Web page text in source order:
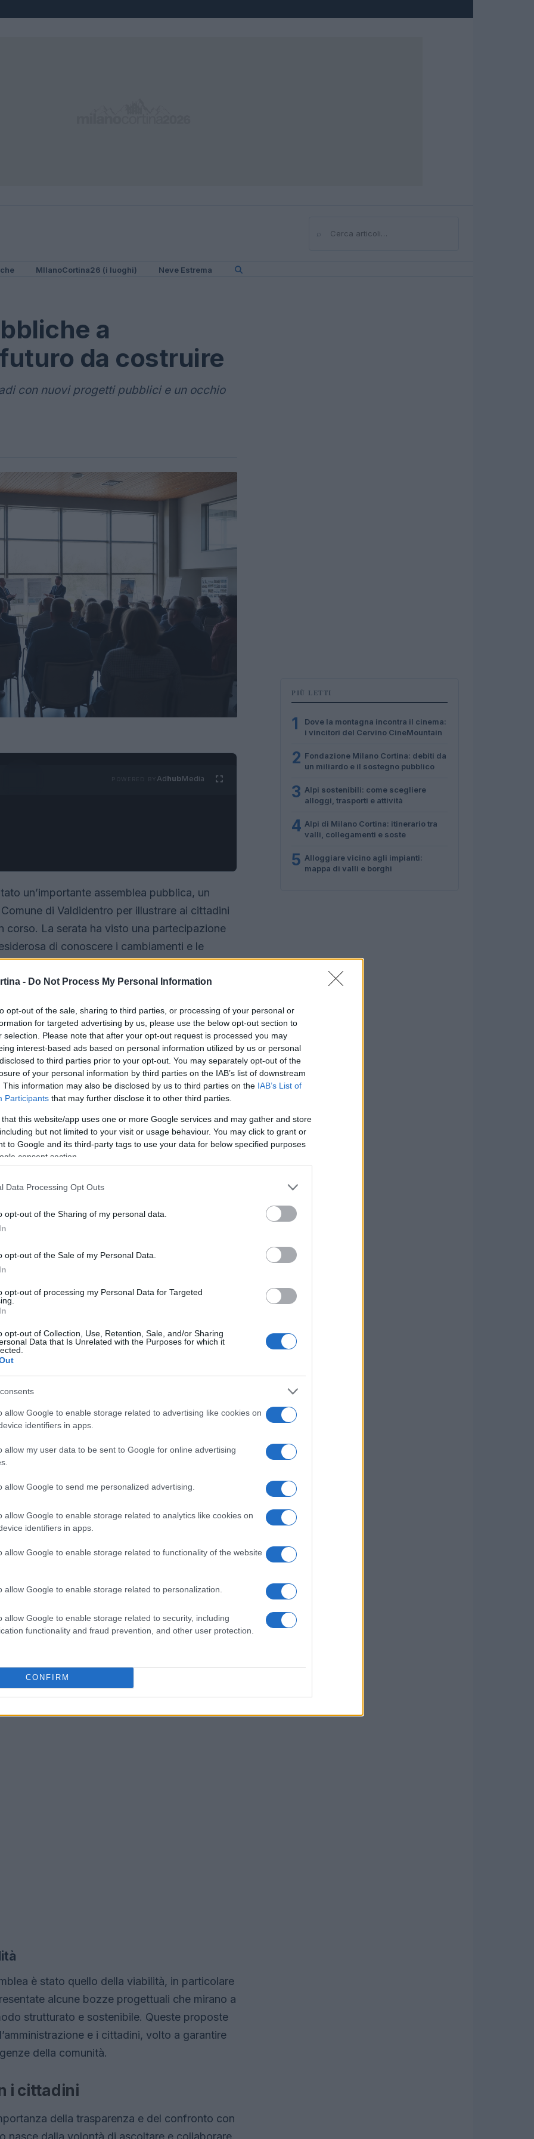
- Do Not Process My Personal Information
opt-out of the sale, sharing to third parties, or processing of your personal or
for targeted advertising by us, please use the below opt-out section to
selection. Please note that after your opt-out request is processed you may
interest-based ads based on personal information utilized by us or personal
to third parties prior to your opt-out. You may separately opt-out of the
of your personal information by third parties on the IAB’s list of downstream
This information may also be disclosed by us to third parties on the IAB’s List of
Participants that may further disclose it to other third parties.
that this website/app uses one or more Google services and may gather and store
but not limited to your visit or usage behaviour. You may click to grant or
to Google and its third-party tags to use your data for below specified purposes
consent section.
Data Processing Opt Outs
opt-out of the Sharing of my personal data.
opt-out of the Sale of my Personal Data.
opt-out of processing my Personal Data for Targeted
opt-out of Collection, Use, Retention, Sale, and/or Sharing
Data that Is Unrelated with the Purposes for which it
allow Google to enable storage related to advertising like cookies on
identifiers in apps.
allow my user data to be sent to Google for online advertising
allow Google to send me personalized advertising.
allow Google to enable storage related to analytics like cookies on
identifiers in apps.
allow Google to enable storage related to functionality of the website
allow Google to enable storage related to personalization.
allow Google to enable storage related to security, including
functionality and fraud prevention, and other user protection.
CONFIRM
⌕Cerca
MIlanoCortina26 (i luoghi) Neve Estrema
a
da costruire
con nuovi progetti pubblici e un occhio
AdhubMedia
un’importante assemblea pubblica, un
di Valdidentro per illustrare ai cittadini
corso. La serata ha visto una partecipazione
di conoscere i cambiamenti e le
Trabucchi ha presentato un piano
tutti finanziati con i fondi olimpici, in vista
Tra le opere più rilevanti, spicca la
un progetto pensato per migliorare la
punti di interesse della zona. Non meno
presso gli impianti di risalita della
di Rasin, che si propone di potenziare
un’altra importante iniziativa, volta a
gli sport invernali. Queste strutture non solo
ma contribuiranno anche ad incrementare
La preparazione per le Olimpiadi non è
ma anche un momento di grande
della comunità locale.
del territorio
avanti anche altre iniziative
storiche Ferriere di Premadio sono in fase
entro la fine dell’anno. Questo intervento
della zona, ma anche a trasformarlo in
di sviluppo anche un progetto di
rendere questo spazio ancora più fruibile e
è stato quello della viabilità, in particolare
alcune bozze progettuali che mirano a
strutturato e sostenibile. Queste proposte
e i cittadini, volto a garantire
della comunità.
i cittadini
della trasparenza e del confronto con
PIÙ LETTI
1
Dove la montagna incontra il cinema:
i vincitori del Cervino CineMountain
2 Fondazione Milano Cortina: debiti da
un miliardo e il sostegno pubblico
3 Alpi sostenibili: come scegliere
alloggi, trasporti e attività
4 Alpi di Milano Cortina: itinerario tra
valli, collegamenti e soste
5 Alloggiare vicino agli impianti:
mappa di valli e borghi